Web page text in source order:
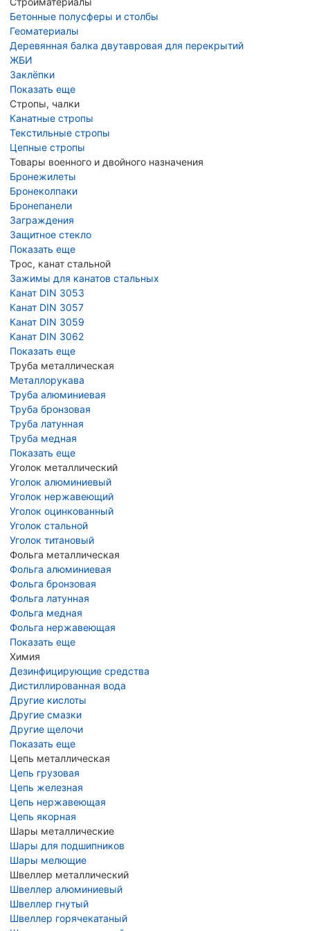
Бетонные полусферы и столбы
Геоматериалы
Деревянная балка двутавровая для перекрытий
ЖБИ
Заклёпки
Показать еще
Стропы, чалки
Канатные стропы
Текстильные стропы
Цепные стропы
Товары военного и двойного назначения
Бронежилеты
Бронеколпаки
Бронепанели
Заграждения
Защитное стекло
Показать еще
Трос, канат стальной
Зажимы для канатов стальных
Канат DIN 3053
Канат DIN 3057
Канат DIN 3059
Канат DIN 3062
Показать еще
Труба металлическая
Металлорукава
Труба алюминиевая
Труба бронзовая
Труба латунная
Труба медная
Показать еще
Уголок металлический
Уголок алюминиевый
Уголок нержавеющий
Уголок оцинкованный
Уголок стальной
Уголок титановый
Фольга металлическая
Фольга алюминиевая
Фольга бронзовая
Фольга латунная
Фольга медная
Фольга нержавеющая
Показать еще
Химия
Дезинфицирующие средства
Дистиллированная вода
Другие кислоты
Другие смазки
Другие щелочи
Показать еще
Цепь металлическая
Цепь грузовая
Цепь железная
Цепь нержавеющая
Цепь якорная
Шары металлические
Шары для подшипников
Шары мелющие
Швеллер металлический
Швеллер алюминиевый
Швеллер гнутый
Швеллер горячекатаный